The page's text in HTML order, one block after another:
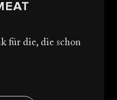
für die, die schon